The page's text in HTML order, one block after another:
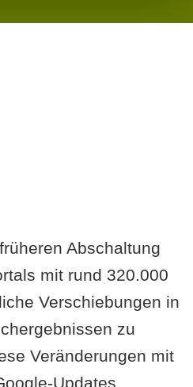
Abschaltung
mit rund 320.000
Verschiebungen in
zu
Veränderungen mit
Updates